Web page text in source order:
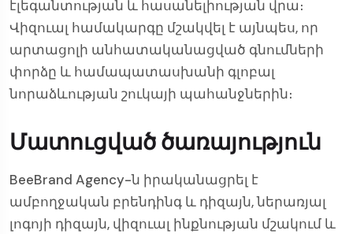
էլեգանտության և հասանելիության վրա։
Վիզուալ համակարգը մշակվել է այնպես, որ
արտացոլի անհատականացված գնումների
փորձը և համապատասխանի գլոբալ
նորաձևության շուկայի պահանջներին։
Մատուցված ծառայություն
BeeBrand Agency-ն իրականացրել է
ամբողջական բրենդինգ և դիզայն, ներառյալ
լոգոյի դիզայն, վիզուալ ինքնության մշակում և